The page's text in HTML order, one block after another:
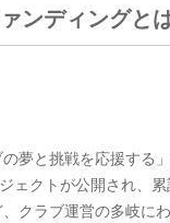
ンディングと
の夢と挑戦を応援す
ェクトが公開され、
クラブ運営の多岐に